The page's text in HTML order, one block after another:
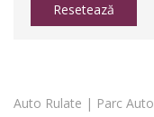
Resetează
Auto Rulate | Parc